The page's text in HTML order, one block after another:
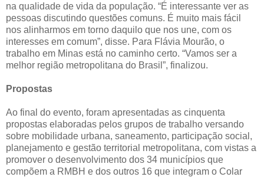
na qualidade de vida da população. “É interessante ver as
pessoas discutindo questões comuns. É muito mais fácil
nos alinharmos em torno daquilo que nos une, com os
interesses em comum”, disse. Para Flávia Mourão, o
trabalho em Minas está no caminho certo. “Vamos ser a
melhor região metropolitana do Brasil”, finalizou.
Propostas
Ao final do evento, foram apresentadas as cinquenta
propostas elaboradas pelos grupos de trabalho versando
sobre mobilidade urbana, saneamento, participação social,
planejamento e gestão territorial metropolitana, com vistas a
promover o desenvolvimento dos 34 municípios que
compõem a RMBH e dos outros 16 que integram o Colar